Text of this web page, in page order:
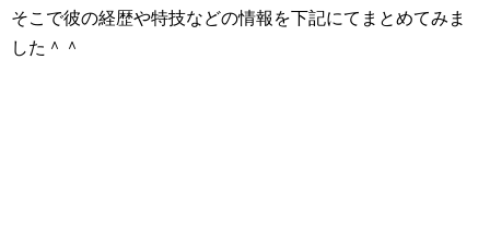
そこで彼の経歴や特技などの情報を下記にてまとめてみま
した＾＾